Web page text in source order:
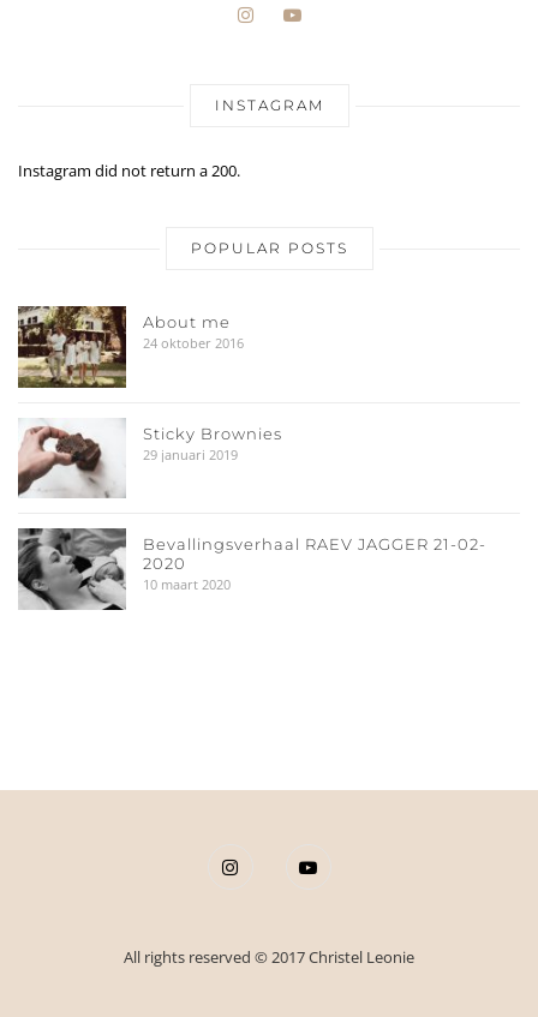
INSTAGRAM
Instagram did not return a 200.
POPULAR POSTS
About me
24 oktober 2016
Sticky Brownies
29 januari 2019
Bevallingsverhaal RAEV JAGGER 21-02-
2020
10 maart 2020
All rights reserved © 2017 Christel Leonie